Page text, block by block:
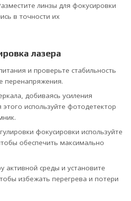
линзы для фокусировки
в точности их
лазера
и проверьте стабильность
перенапряжения.
добиваясь усиления
этого используйте фотодетектор
фокусировки используйте
обеспечить максимально
активной среды и установите
избежать перегрева и потери